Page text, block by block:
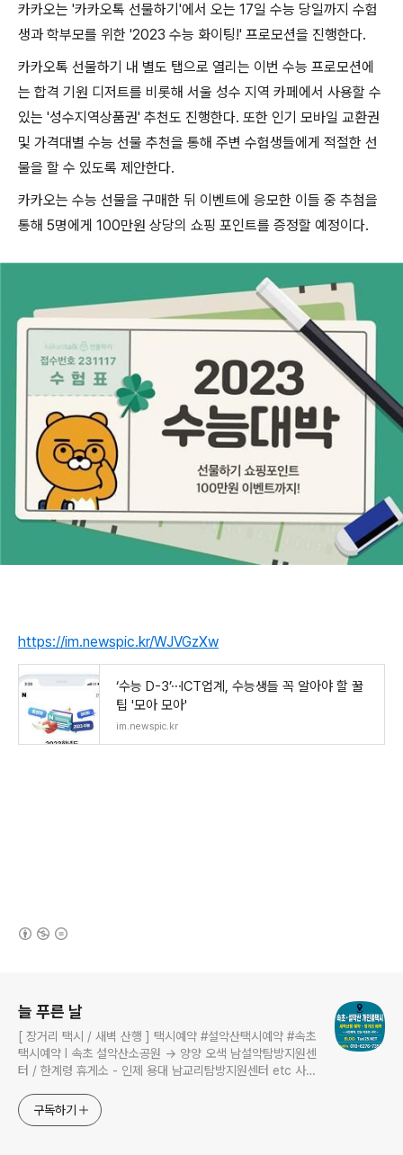
카카오는 '카카오톡 선물하기'에서 오는 17일 수능 당일까지 수험
생과 학부모를 위한 '2023 수능 화이팅!' 프로모션을 진행한다.
카카오톡 선물하기 내 별도 탭으로 열리는 이번 수능 프로모션에
는 합격 기원 디저트를 비롯해 서울 성수 지역 카페에서 사용할 수
있는 '성수지역상품권' 추천도 진행한다. 또한 인기 모바일 교환권
및 가격대별 수능 선물 추천을 통해 주변 수험생들에게 적절한 선
물을 할 수 있도록 제안한다.
카카오는 수능 선물을 구매한 뒤 이벤트에 응모한 이들 중 추첨을
통해 5명에게 100만원 상당의 쇼핑 포인트를 증정할 예정이다.
https://im.newspic.kr/WJVGzXw
‘수능 D-3’⋯ICT업계, 수능생들 꼭 알아야 할 꿀
팁 '모아 모아'
im.newspic.kr
늘 푸른 날
[ 장거리 택시 / 새벽 산행 ] 택시예약 #설악산택시예약 #속초
택시예약 I 속초 설악산소공원 → 양양 오색 남설악탐방지원센
터 / 한계령 휴게소 - 인제 용대 남교리탐방지원센터 etc 사전
구독하기